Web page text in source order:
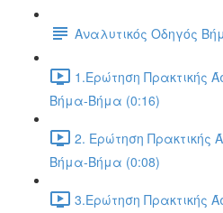
Αναλυτικός Οδηγός
1.Ερώτηση Πρακτικής
Βήμα-Βήμα (0:16)
2. Ερώτηση Πρακτικής
Βήμα-Βήμα (0:08)
3.Ερώτηση Πρακτικής